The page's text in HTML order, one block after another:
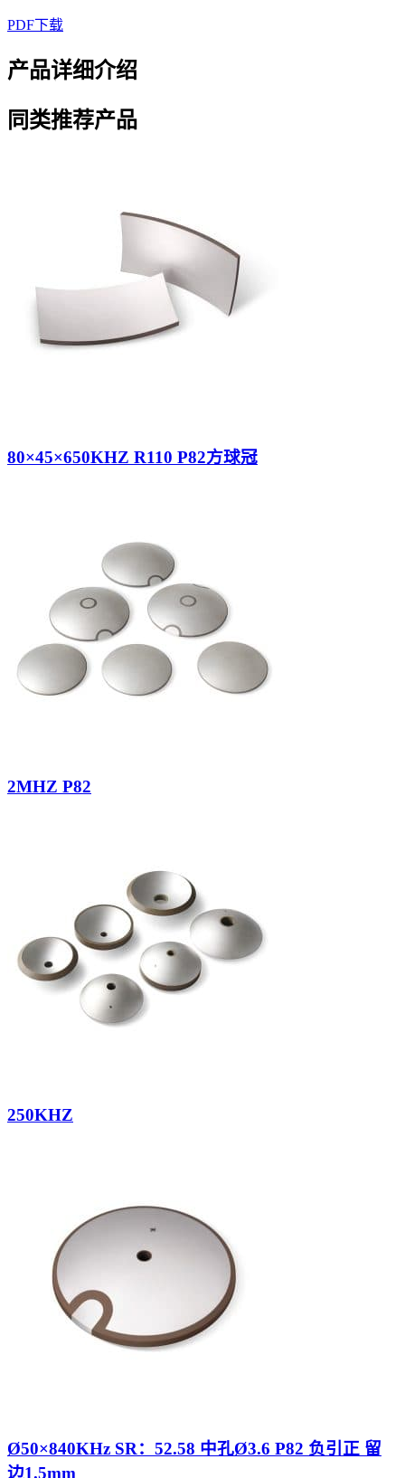
PDF下载
产品详细介绍
同类推荐产品
80×45×650KHZ R110 P82方球冠
2MHZ P82
250KHZ
Ø50×840KHz SR：52.58 中孔Ø3.6 P82 负引正 留
边1.5mm